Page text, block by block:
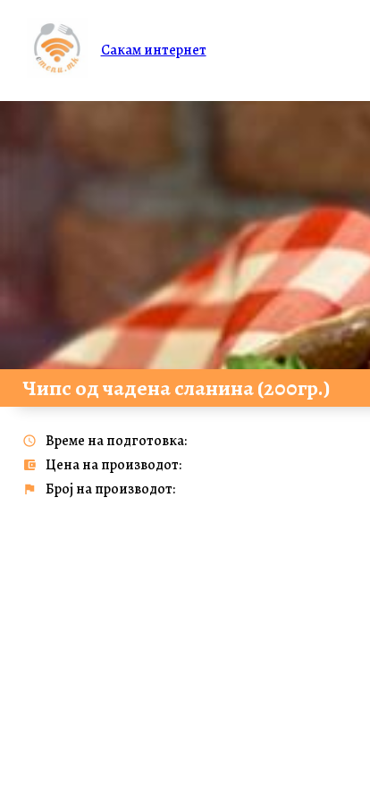
Сакам интернет
Чипс од чадена сланина (200гр.)
Време на подготовка:
Цена на производот:
Број на производот: